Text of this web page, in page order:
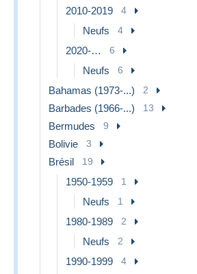
2010-2019 4
Neufs 4
2020-… 6
Neufs 6
Bahamas (1973-...) 2
Barbades (1966-...) 13
Bermudes 9
Bolivie 3
Brésil 19
1950-1959 1
Neufs 1
1980-1989 2
Neufs 2
1990-1999 4